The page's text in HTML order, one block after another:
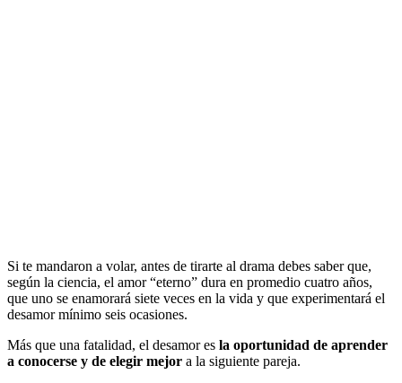
Si te mandaron a volar, antes de tirarte al drama debes saber que,
según la ciencia, el amor “eterno” dura en promedio cuatro años,
que uno se enamorará siete veces en la vida y que experimentará el
desamor mínimo seis ocasiones.
Más que una fatalidad, el desamor es la oportunidad de aprender
a conocerse y de elegir mejor a la siguiente pareja.